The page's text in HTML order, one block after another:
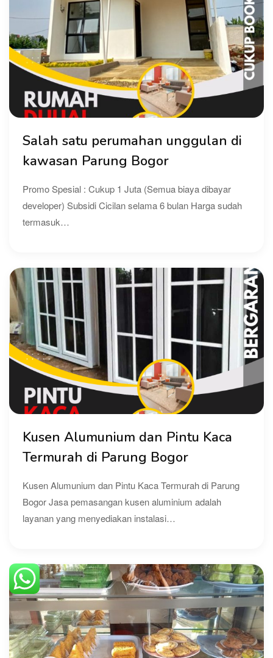
Salah satu perumahan unggulan di
kawasan Parung Bogor
Promo Spesial : Cukup 1 Juta (Semua biaya dibayar
developer) Subsidi Cicilan selama 6 bulan Harga sudah
termasuk…
Kusen Alumunium dan Pintu Kaca
Termurah di Parung Bogor
Kusen Alumunium dan Pintu Kaca Termurah di Parung
Bogor Jasa pemasangan kusen aluminium adalah
layanan yang menyediakan instalasi…